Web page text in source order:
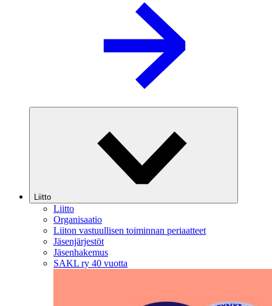
Liitto
Liitto
Organisaatio
Liiton vastuullisen toiminnan periaatteet
Jäsenjärjestöt
Jäsenhakemus
SAKL ry 40 vuotta